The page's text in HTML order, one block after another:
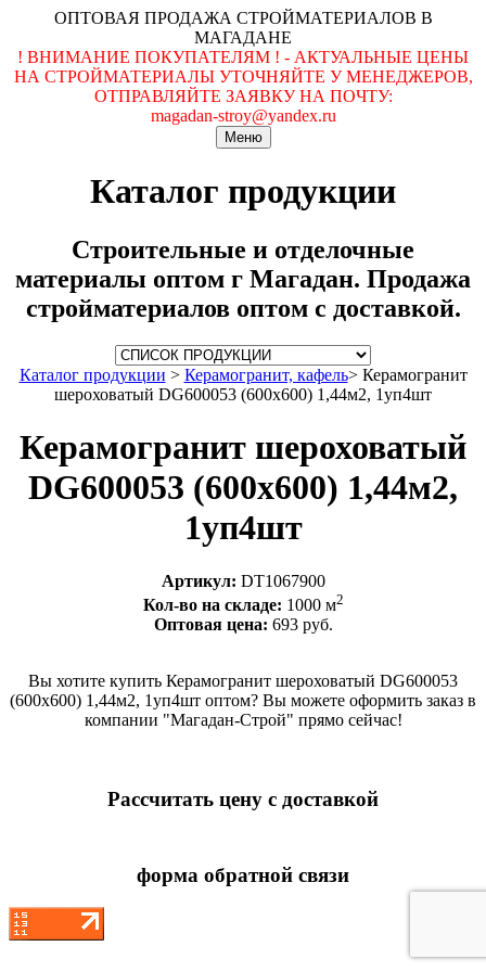
ОПТОВАЯ ПРОДАЖА СТРОЙМАТЕРИАЛОВ В
МАГАДАНЕ
! ВНИМАНИЕ ПОКУПАТЕЛЯМ ! - АКТУАЛЬНЫЕ ЦЕНЫ
НА СТРОЙМАТЕРИАЛЫ УТОЧНЯЙТЕ У МЕНЕДЖЕРОВ,
ОТПРАВЛЯЙТЕ ЗАЯВКУ НА ПОЧТУ:
magadan-stroy@yandex.ru
Меню
Каталог продукции
Строительные и отделочные
материалы оптом г Магадан. Продажа
стройматериалов оптом с доставкой.
Каталог продукции > Керамогранит, кафель> Керамогранит
шероховатый DG600053 (600х600) 1,44м2, 1уп4шт
Керамогранит шероховатый
DG600053 (600х600) 1,44м2,
1уп4шт
Артикул: DT1067900
Кол-во на складе: 1000 м2
Оптовая цена: 693 руб.
Вы хотите купить Керамогранит шероховатый DG600053
(600х600) 1,44м2, 1уп4шт оптом? Вы можете оформить заказ в
компании "Магадан-Строй" прямо сейчас!
Рассчитать цену с доставкой
форма обратной связи